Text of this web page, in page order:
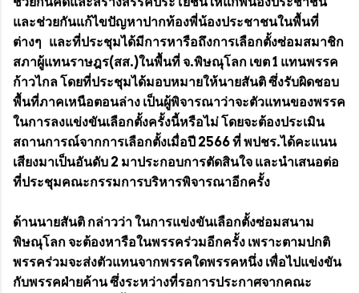
และช่วยกันแก้ไขปัญหาปากท้องพี่น้องประชาชนในพื้นที่
ต่างๆ และที่ประชุมได้มีการหารือถึงการเลือกตั้งซ่อมสมาชิก
สภาผู้แทนราษฎร(สส.)ในพื้นที่ จ.พิษณุโลก เขต 1 แทนพรรค
ก้าวไกล โดยที่ประชุมได้มอบหมายให้นายสันติ ซึ่งรับผิดชอบ
พื้นที่ภาคเหนือตอนล่าง เป็นผู้พิจารณาว่าจะตัวแทนของพรรค
ในการลงแข่งขันเลือกตั้งครั้งนี้หรือไม่ โดยจะต้องประเมิน
สถานการณ์จากการเลือกตั้งเมื่อปี 2566 ที่ พปชร.ได้คะแนน
เสียงมาเป็นอันดับ 2 มาประกอบการตัดสินใจ และนำเสนอต่อ
ที่ประชุมคณะกรรมการบริหารพิจารณาอีกครั้ง
ด้านนายสันติ กล่าวว่า ในการแข่งขันเลือกตั้งซ่อมสนาม
พิษณุโลก จะต้องหารือในพรรคร่วมอีกครั้ง เพราะตามปกติ
พรรคร่วมจะส่งตัวแทนจากพรรคใดพรรคหนึ่ง เพื่อไปแข่งขัน
กับพรรคฝ่ายค้าน ซึ่งระหว่างที่รอการประกาศจากคณะ